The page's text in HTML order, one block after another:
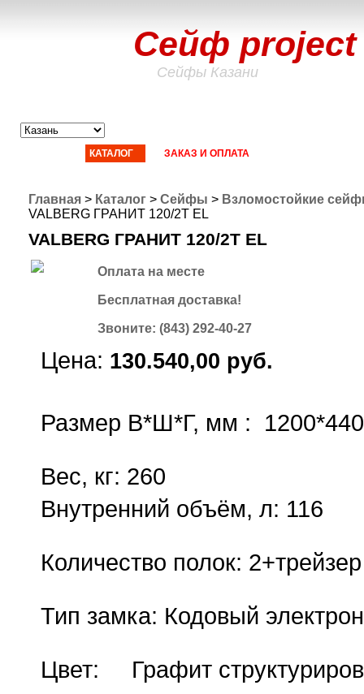
Сейф project
Сейфы Казани
КАТАЛОГ ЗАКАЗ И ОПЛАТА
Главная > Каталог > Сейфы > Взломостойкие
VALBERG ГРАНИТ 120/2Т EL
VALBERG ГРАНИТ 120/2Т EL
Оплата на месте
Бесплатная доставка!
Звоните: (843) 292-40-27
Цена: 130.540,00 руб.
Размер В*Ш*Г, мм :
Вес, кг: 260
Внутренний объём, л: 116
Количество полок: 2+трейзер
Тип замка: Кодовый
Цвет: Графит